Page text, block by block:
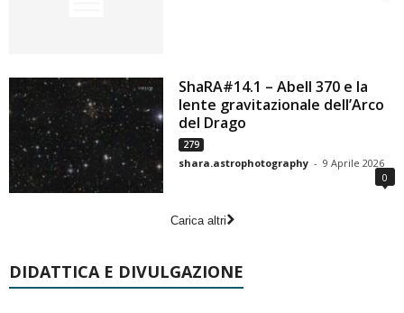
ShaRA#14.1 – Abell 370 e la
lente gravitazionale dell’Arco
del Drago
279
shara.astrophotography - 9 Aprile 2026
0
Carica altri
DIDATTICA E DIVULGAZIONE